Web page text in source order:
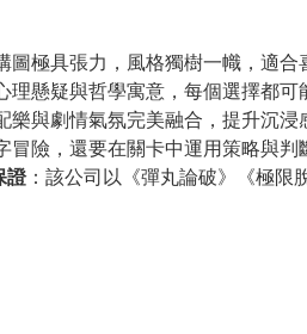
圖極具張力，風格獨樹一幟，適
理懸疑與哲學寓意，每個選擇都可
樂與劇情氣氛完美融合，提升沉浸
冒險，還要在關卡中運用策略與判
證：該公司以《彈丸論破》《極限